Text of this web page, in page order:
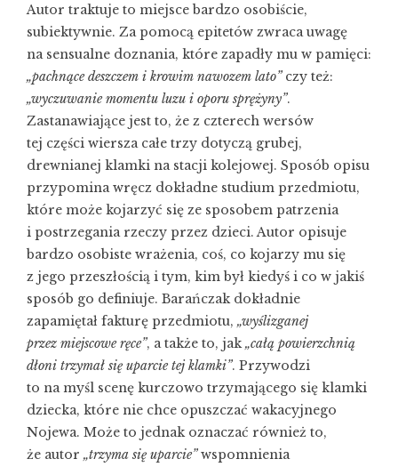
Autor traktuje to miejsce bardzo osobiście,
subiektywnie. Za pomocą epitetów zwraca uwagę
na sensualne doznania, które zapadły mu w pamięci:
„pachnące deszczem i krowim nawozem lato”czy też:
„wyczuwanie momentu luzu i oporu sprężyny”.
Zastanawiające jest to, że z czterech wersów
tej części wiersza całe trzy dotyczą grubej,
drewnianej klamki na stacji kolejowej. Sposób opisu
przypomina wręcz dokładne studium przedmiotu,
które może kojarzyć się ze sposobem patrzenia
i postrzegania rzeczy przez dzieci. Autor opisuje
bardzo osobiste wrażenia, coś, co kojarzy mu się
z jego przeszłością i tym, kim był kiedyś i co w jakiś
sposób go definiuje. Barańczak dokładnie
zapamiętał fakturę przedmiotu, „wyślizganej
przez miejscowe ręce”, a także to, jak„całą powierzchnią
dłoni trzymał się uparcie tej klamki”. Przywodzi
to na myśl scenę kurczowo trzymającego się klamki
dziecka, które nie chce opuszczać wakacyjnego
Nojewa. Może to jednak oznaczać również to,
że autor „trzyma się uparcie”wspomnienia